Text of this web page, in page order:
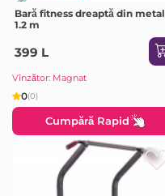
Bară fitness dreaptă din metal
1.2 m
399 L
Vînzător: Magnat
0(0)
Cumpără Rapid